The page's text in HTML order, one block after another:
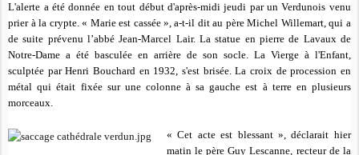
L'alerte a été donnée en tout début d'après-midi jeudi par un Verdunois venu
prier à la crypte. « Marie est cassée », a-t-il dit au père Michel Willemart, qui a
de suite prévenu l’abbé Jean-Marcel Lair. La statue en pierre de Lavaux de
Notre-Dame a été basculée en arrière de son socle. La Vierge à l'Enfant,
sculptée par Henri Bouchard en 1932, s'est brisée. La croix de procession en
métal qui était fixée sur une colonne à sa gauche est à terre en plusieurs
morceaux.
«Cet acte est blessant », déclarait hier
matin le père Guy Lescanne, recteur de la